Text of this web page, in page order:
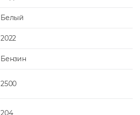
Белый
2022
Бензин
2500
204